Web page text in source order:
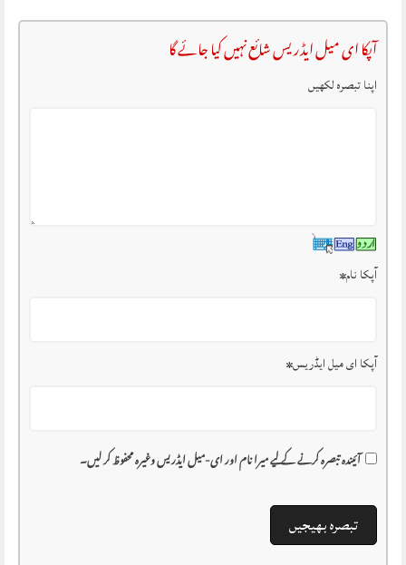
آپکا ای میل ایڈریس شائع نہیں کیا جائے گا
اپنا تبصرہ لکھیں
آپکا نام*
آپکا ای میل ایڈریس*
آئیندہ تبصرہ کرنے کے لیے میرا نام اور ای-میل ایڈریس وغیرہ محفوظ کر لیں۔